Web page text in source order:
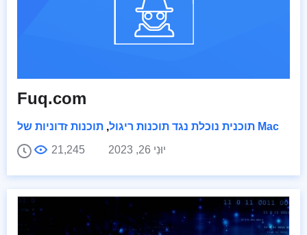
Fuq.com
תוכנית נוכלת נגד תוכנות ריגול,
תוכנות זדוניות של Mac
יוּנִי 26, 2023
21,245